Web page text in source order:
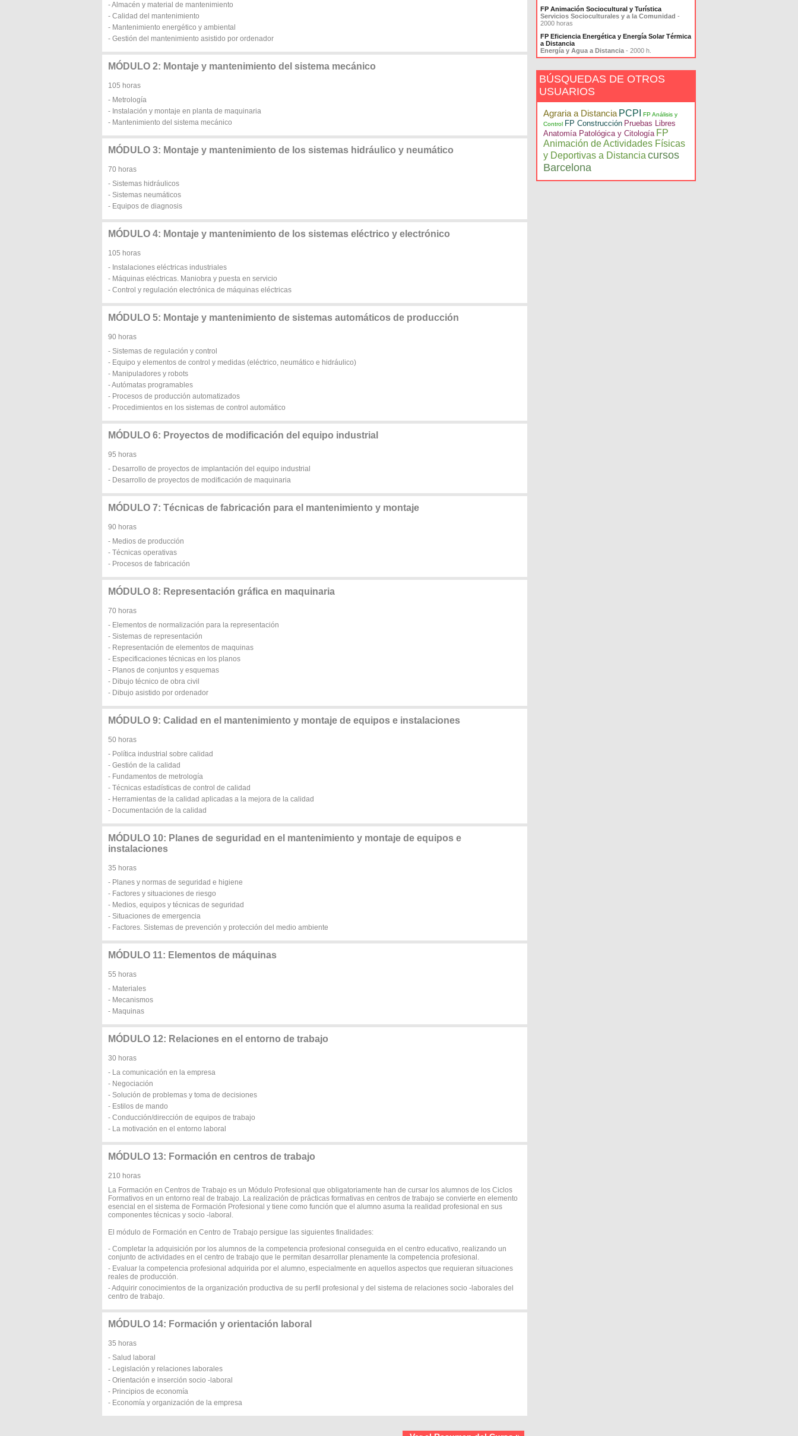
- Almacén y material de mantenimiento
- Calidad del mantenimiento
- Mantenimiento energético y ambiental
- Gestión del mantenimiento asistido por ordenador
MÓDULO 2: Montaje y mantenimiento del sistema mecánico
105 horas
- Metrología
- Instalación y montaje en planta de maquinaria
- Mantenimiento del sistema mecánico
MÓDULO 3: Montaje y mantenimiento de los sistemas hidráulico y neumático
70 horas
- Sistemas hidráulicos
- Sistemas neumáticos
- Equipos de diagnosis
MÓDULO 4: Montaje y mantenimiento de los sistemas eléctrico y electrónico
105 horas
- Instalaciones eléctricas industriales
- Máquinas eléctricas. Maniobra y puesta en servicio
- Control y regulación electrónica de máquinas eléctricas
MÓDULO 5: Montaje y mantenimiento de sistemas automáticos de producción
90 horas
- Sistemas de regulación y control
- Equipo y elementos de control y medidas (eléctrico, neumático e hidráulico)
- Manipuladores y robots
- Autómatas programables
- Procesos de producción automatizados
- Procedimientos en los sistemas de control automático
MÓDULO 6: Proyectos de modificación del equipo industrial
95 horas
- Desarrollo de proyectos de implantación del equipo industrial
- Desarrollo de proyectos de modificación de maquinaria
MÓDULO 7: Técnicas de fabricación para el mantenimiento y montaje
90 horas
- Medios de producción
- Técnicas operativas
- Procesos de fabricación
MÓDULO 8: Representación gráfica en maquinaria
70 horas
- Elementos de normalización para la representación
- Sistemas de representación
- Representación de elementos de maquinas
- Especificaciones técnicas en los planos
- Planos de conjuntos y esquemas
- Dibujo técnico de obra civil
- Dibujo asistido por ordenador
MÓDULO 9: Calidad en el mantenimiento y montaje de equipos e instalaciones
50 horas
- Política industrial sobre calidad
- Gestión de la calidad
- Fundamentos de metrología
- Técnicas estadísticas de control de calidad
- Herramientas de la calidad aplicadas a la mejora de la calidad
- Documentación de la calidad
MÓDULO 10: Planes de seguridad en el mantenimiento y montaje de equipos e
instalaciones
35 horas
- Planes y normas de seguridad e higiene
- Factores y situaciones de riesgo
- Medios, equipos y técnicas de seguridad
- Situaciones de emergencia
- Factores. Sistemas de prevención y protección del medio ambiente
MÓDULO 11: Elementos de máquinas
55 horas
- Materiales
- Mecanismos
- Maquinas
MÓDULO 12: Relaciones en el entorno de trabajo
30 horas
- La comunicación en la empresa
- Negociación
- Solución de problemas y toma de decisiones
- Estilos de mando
- Conducción/dirección de equipos de trabajo
- La motivación en el entorno laboral
MÓDULO 13: Formación en centros de trabajo
210 horas
La Formación en Centros de Trabajo es un Módulo Profesional que obligatoriamente han de cursar los alumnos de los Ciclos
Formativos en un entorno real de trabajo. La realización de prácticas formativas en centros de trabajo se convierte en elemento
esencial en el sistema de Formación Profesional y tiene como función que el alumno asuma la realidad profesional en sus
componentes técnicas y socio -laboral.
El módulo de Formación en Centro de Trabajo persigue las siguientes finalidades:
- Completar la adquisición por los alumnos de la competencia profesional conseguida en el centro educativo, realizando un
conjunto de actividades en el centro de trabajo que le permitan desarrollar plenamente la competencia profesional.
- Evaluar la competencia profesional adquirida por el alumno, especialmente en aquellos aspectos que requieran situaciones
reales de producción.
- Adquirir conocimientos de la organización productiva de su perfil profesional y del sistema de relaciones socio -laborales del
centro de trabajo.
MÓDULO 14: Formación y orientación laboral
35 horas
- Salud laboral
- Legislación y relaciones laborales
- Orientación e inserción socio -laboral
- Principios de economía
- Economía y organización de la empresa
FP Animación Sociocultural y Turística
Servicios Socioculturales y a la Comunidad -
2000 horas
FP Eficiencia Energética y Energía Solar Térmica
a Distancia
Energía y Agua a Distancia - 2000 h.
BÚSQUEDAS DE OTROS
USUARIOS
Agraria a Distancia PCPI
FP Análisis y
Control FP Construcción Pruebas Libres
Anatomía Patológica y Citología FP
Animación de Actividades Físicas
y Deportivas a Distancia cursos
Barcelona